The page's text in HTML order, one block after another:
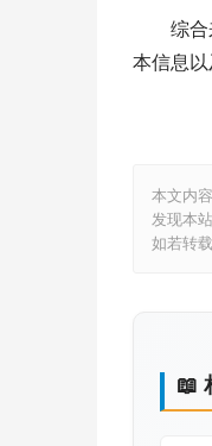
综合来
本信息
本文内
发现本
如若转
📖